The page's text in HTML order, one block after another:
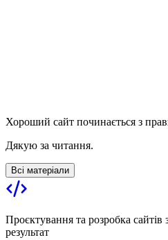
Хороший сайт починається з
Дякую за читання.
Всі матеріали
Проєктування та розробка сайтів
результат